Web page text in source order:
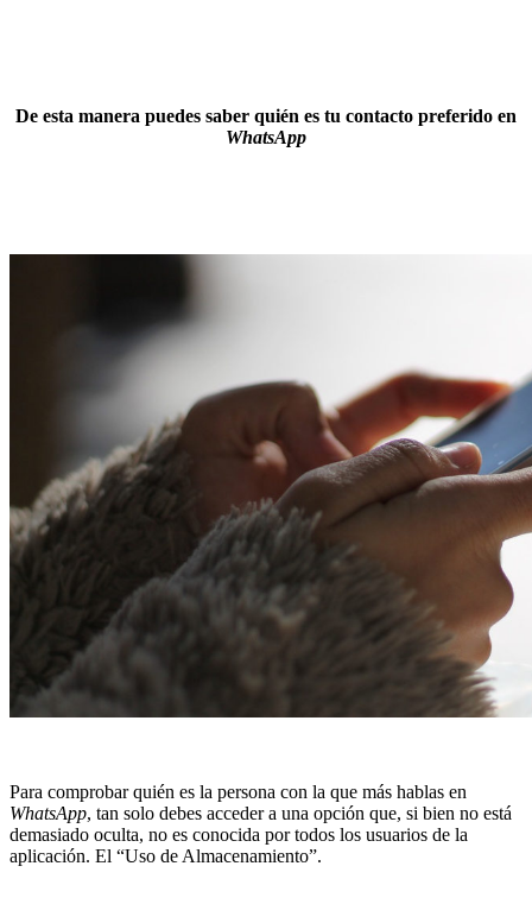
De esta manera puedes saber quién es tu contacto preferido en
WhatsApp
Para comprobar quién es la persona con la que más hablas en
WhatsApp, tan solo debes acceder a una opción que, si bien no está
demasiado oculta, no es conocida por todos los usuarios de la
aplicación. El “Uso de Almacenamiento”.